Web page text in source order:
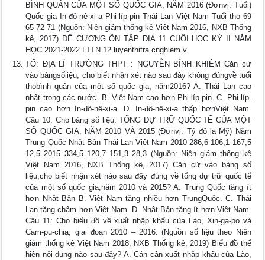
BÌNH QUÂN CỦA MỘT SỐ QUỐC GIA, NĂM 2016 (Đơnvị: Tuổi)
Quốc gia In-đô-nê-xi-a Phi-líp-pin Thái Lan Việt Nam Tuổi thọ 69
65 72 71 (Nguồn: Niên giám thống kê Việt Nam 2016, NXB Thống
kê, 2017) ĐỀ CƯƠNG ÔN TẬP ĐỊA 11 CUỐI HỌC KỲ II NĂM
HỌC 2021-2022 LTTN 12 luyenthitra cnghiem.v
TỔ: ĐỊA LÍ TRƯỜNG THPT : NGUYỄN BỈNH KHIÊM Căn cứ
vào bảngsốliệu, cho biết nhận xét nào sau đây không đúngvề tuổi
thọbình quân của một số quốc gia, năm2016? A. Thái Lan cao
nhất trong các nước. B. Việt Nam cao hơn Phi-líp-pin. C. Phi-líp-
pin cao hơn In-đô-nê-xi-a. D. In-đô-nê-xi-a thấp hơnViệt Nam.
Câu 10: Cho bảng số liệu: TỔNG DỰ TRỮ QUỐC TẾ CỦA MỘT
SỐ QUỐC GIA, NĂM 2010 VÀ 2015 (Đơnvị: Tỷ đô la Mỹ) Năm
Trung Quốc Nhật Bản Thái Lan Việt Nam 2010 286,6 106,1 167,5
12,5 2015 334,5 120,7 151,3 28,3 (Nguồn: Niên giám thống kê
Việt Nam 2016, NXB Thống kê, 2017) Căn cứ vào bảng số
liệu,cho biết nhận xét nào sau đây đúng về tổng dự trữ quốc tế
của một số quốc gia,năm 2010 và 2015? A. Trung Quốc tăng ít
hơn Nhật Bản B. Việt Nam tăng nhiều hơn TrungQuốc. C. Thái
Lan tăng chậm hơn Việt Nam. D. Nhật Bản tăng ít hơn Việt Nam.
Câu 11: Cho biểu đồ về xuất nhập khẩu của Lào, Xin-ga-po và
Cam-pu-chia, giai đoạn 2010 – 2016. (Nguồn số liệu theo Niên
giám thống kê Việt Nam 2018, NXB Thống kê, 2019) Biểu đồ thể
hiện nội dung nào sau đây? A. Cán cân xuất nhập khẩu của Lào,